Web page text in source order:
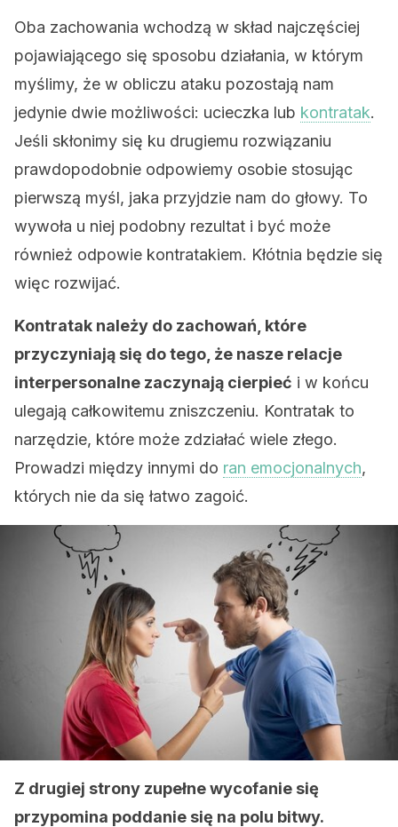
Oba zachowania wchodzą w skład najczęściej
pojawiającego się sposobu działania, w którym
myślimy, że w obliczu ataku pozostają nam
jedynie dwie możliwości: ucieczka lub kontratak.
Jeśli skłonimy się ku drugiemu rozwiązaniu
prawdopodobnie odpowiemy osobie stosując
pierwszą myśl, jaka przyjdzie nam do głowy. To
wywoła u niej podobny rezultat i być może
również odpowie kontratakiem. Kłótnia będzie się
więc rozwijać.
Kontratak należy do zachowań, które
przyczyniają się do tego, że nasze relacje
interpersonalne zaczynają cierpieć i w końcu
ulegają całkowitemu zniszczeniu. Kontratak to
narzędzie, które może zdziałać wiele złego.
Prowadzi między innymi do ran emocjonalnych,
których nie da się łatwo zagoić.
Z drugiej strony zupełne wycofanie się
przypomina poddanie się na polu bitwy.